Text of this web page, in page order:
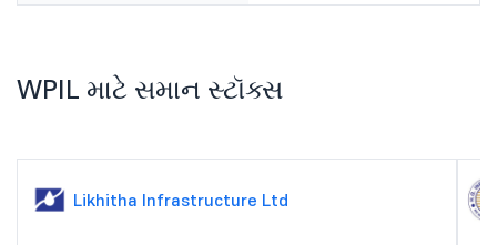
WPIL માટે સમાન સ્ટૉક્સ
Likhitha Infrastructure Ltd